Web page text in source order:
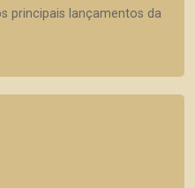
principais lançamentos da